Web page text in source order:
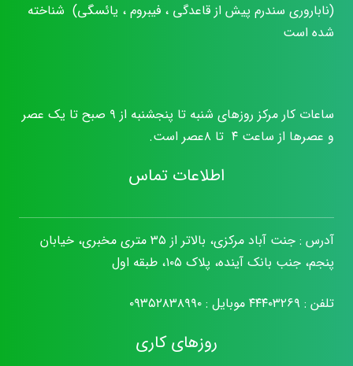
(ناباروری سندرم پیش از قاعدگی ، فیبروم ، یائسگی) شناخته
شده است
ساعات کار مرکز روزهای شنبه تا پنجشنبه از ۹ صبح تا یک عصر
و عصرها از ساعت ۴ تا ۸عصر است.
اطلاعات تماس
آدرس : جنت آباد مرکزی، بالاتر از ۳۵ متری مخبری، خیابان
پنجم، جنب بانک آینده، پلاک ۱۰۵، طبقه اول
تلفن : ۴۴۴۰۳۲۶۹ موبایل : ۰۹۳۵۲۸۳۸۹۹۰
روزهای کاری